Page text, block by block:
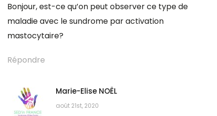
Bonjour, est-ce qu’on peut observer ce type de
maladie avec le sundrome par activation
mastocytaire?
Répondre
Marie-Elise NOËL
août 21st, 2020